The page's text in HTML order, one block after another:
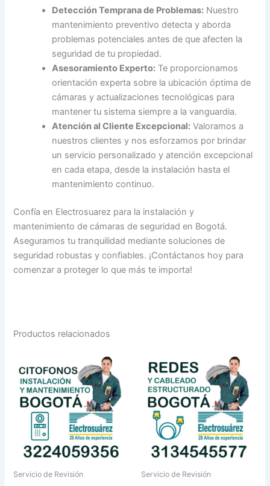
Detección Temprana de Problemas: Nuestro
mantenimiento preventivo detecta y aborda
problemas potenciales antes de que afecten la
seguridad de tu propiedad.
Asesoramiento Experto: Te proporcionamos
orientación experta sobre la ubicación óptima de
cámaras y actualizaciones tecnológicas para
mantener tu sistema siempre a la vanguardia.
Atención al Cliente Excepcional: Valoramos a
nuestros clientes y nos esforzamos por brindar
un servicio personalizado y atención excepcional
en cada etapa, desde la instalación hasta el
mantenimiento continuo.
Confía en Electrosuarez para la instalación y
mantenimiento de cámaras de seguridad en Bogotá.
Aseguramos tu tranquilidad mediante soluciones de
seguridad robustas y confiables. ¡Contáctanos hoy para
comenzar a proteger lo que más te importa!
Productos relacionados
Servicio de Revisión Servicio de Revisión